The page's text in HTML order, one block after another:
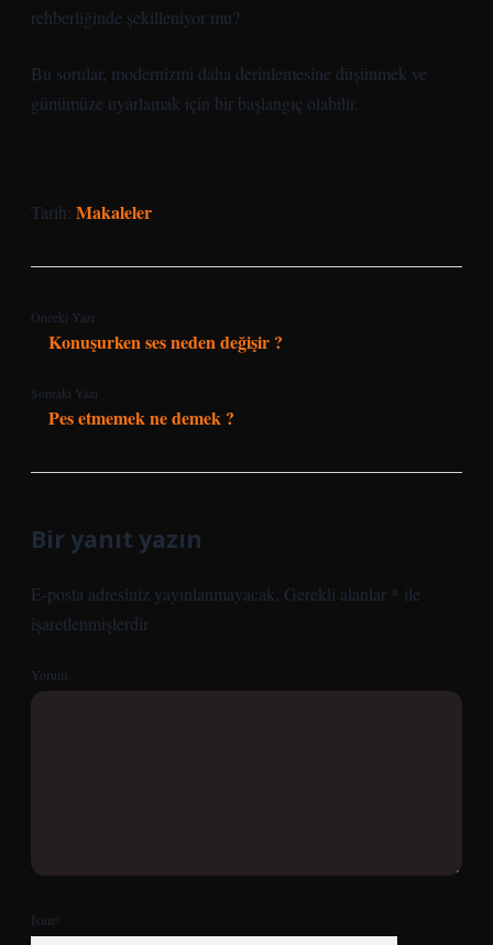
rehberliğinde şekilleniyor mu?
Bu sorular, modernizmi daha derinlemesine düşünmek ve
günümüze uyarlamak için bir başlangıç olabilir.
Tarih: Makaleler
Önceki Yazı
Konuşurken ses neden değişir ?
Sonraki Yazı
Pes etmemek ne demek ?
Bir yanıt yazın
E-posta adresiniz yayınlanmayacak. Gerekli alanlar * ile
işaretlenmişlerdir
Yorum
İsim*